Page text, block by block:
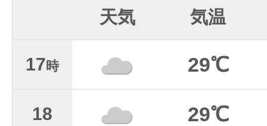
天気 気温
17時 29℃
18 29℃